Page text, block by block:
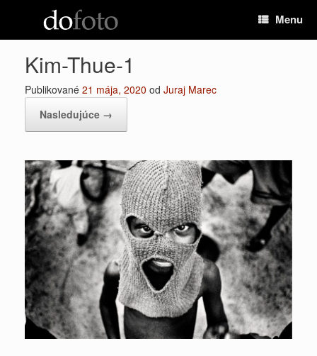
Menu
Kim-Thue-1
Publikované 21 mája, 2020 od Juraj Marec
Nasledujúce →